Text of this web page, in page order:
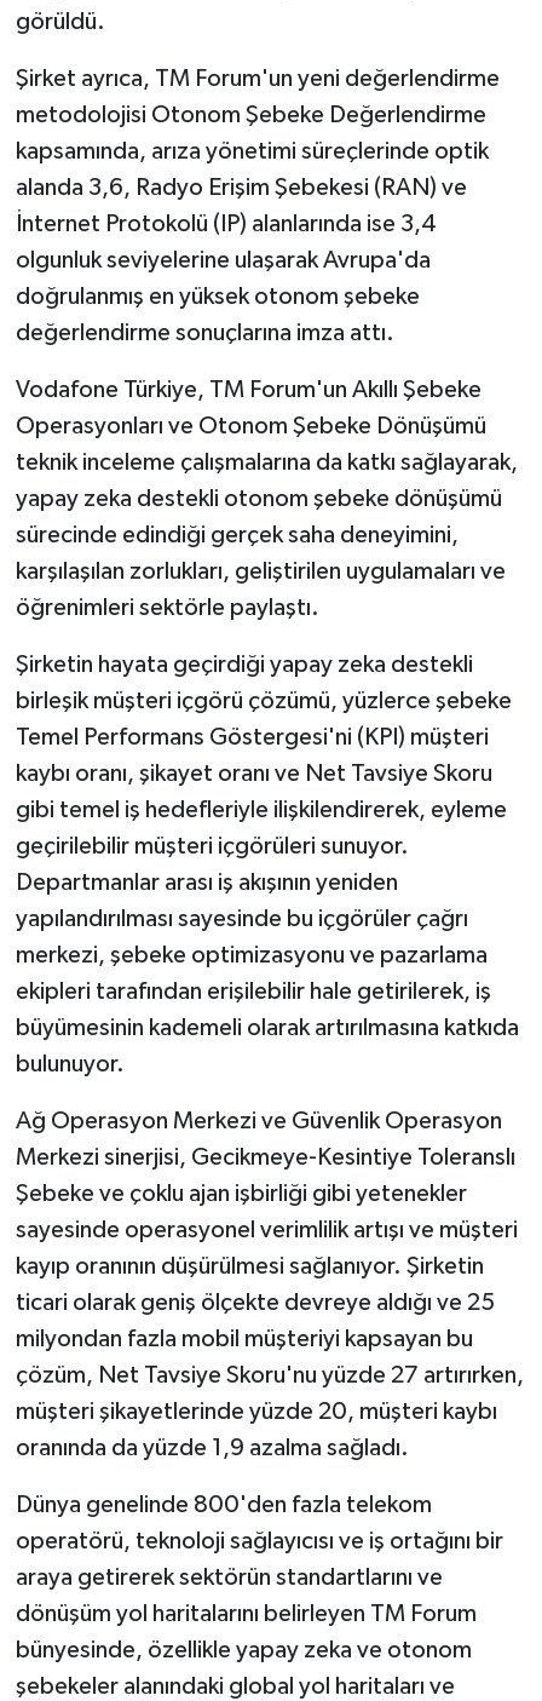
görüldü.
Şirket ayrıca, TM Forum'un yeni değerlendirme
metodolojisi Otonom Şebeke Değerlendirme
kapsamında, arıza yönetimi süreçlerinde optik
alanda 3,6, Radyo Erişim Şebekesi (RAN) ve
İnternet Protokolü (IP) alanlarında ise 3,4
olgunluk seviyelerine ulaşarak Avrupa'da
doğrulanmış en yüksek otonom şebeke
değerlendirme sonuçlarına imza attı.
Vodafone Türkiye, TM Forum'un Akıllı Şebeke
Operasyonları ve Otonom Şebeke Dönüşümü
teknik inceleme çalışmalarına da katkı sağlayarak,
yapay zeka destekli otonom şebeke dönüşümü
sürecinde edindiği gerçek saha deneyimini,
karşılaşılan zorlukları, geliştirilen uygulamaları ve
öğrenimleri sektörle paylaştı.
Şirketin hayata geçirdiği yapay zeka destekli
birleşik müşteri içgörü çözümü, yüzlerce şebeke
Temel Performans Göstergesi'ni (KPI) müşteri
kaybı oranı, şikayet oranı ve Net Tavsiye Skoru
gibi temel iş hedefleriyle ilişkilendirerek, eyleme
geçirilebilir müşteri içgörüleri sunuyor.
Departmanlar arası iş akışının yeniden
yapılandırılması sayesinde bu içgörüler çağrı
merkezi, şebeke optimizasyonu ve pazarlama
ekipleri tarafından erişilebilir hale getirilerek, iş
büyümesinin kademeli olarak artırılmasına katkıda
bulunuyor.
Ağ Operasyon Merkezi ve Güvenlik Operasyon
Merkezi sinerjisi, Gecikmeye-Kesintiye Toleranslı
Şebeke ve çoklu ajan işbirliği gibi yetenekler
sayesinde operasyonel verimlilik artışı ve müşteri
kayıp oranının düşürülmesi sağlanıyor. Şirketin
ticari olarak geniş ölçekte devreye aldığı ve 25
milyondan fazla mobil müşteriyi kapsayan bu
çözüm, Net Tavsiye Skoru'nu yüzde 27 artırırken,
müşteri şikayetlerinde yüzde 20, müşteri kaybı
oranında da yüzde 1,9 azalma sağladı.
Dünya genelinde 800'den fazla telekom
operatörü, teknoloji sağlayıcısı ve iş ortağını bir
araya getirerek sektörün standartlarını ve
dönüşüm yol haritalarını belirleyen TM Forum
bünyesinde, özellikle yapay zeka ve otonom
şebekeler alanındaki global yol haritaları ve